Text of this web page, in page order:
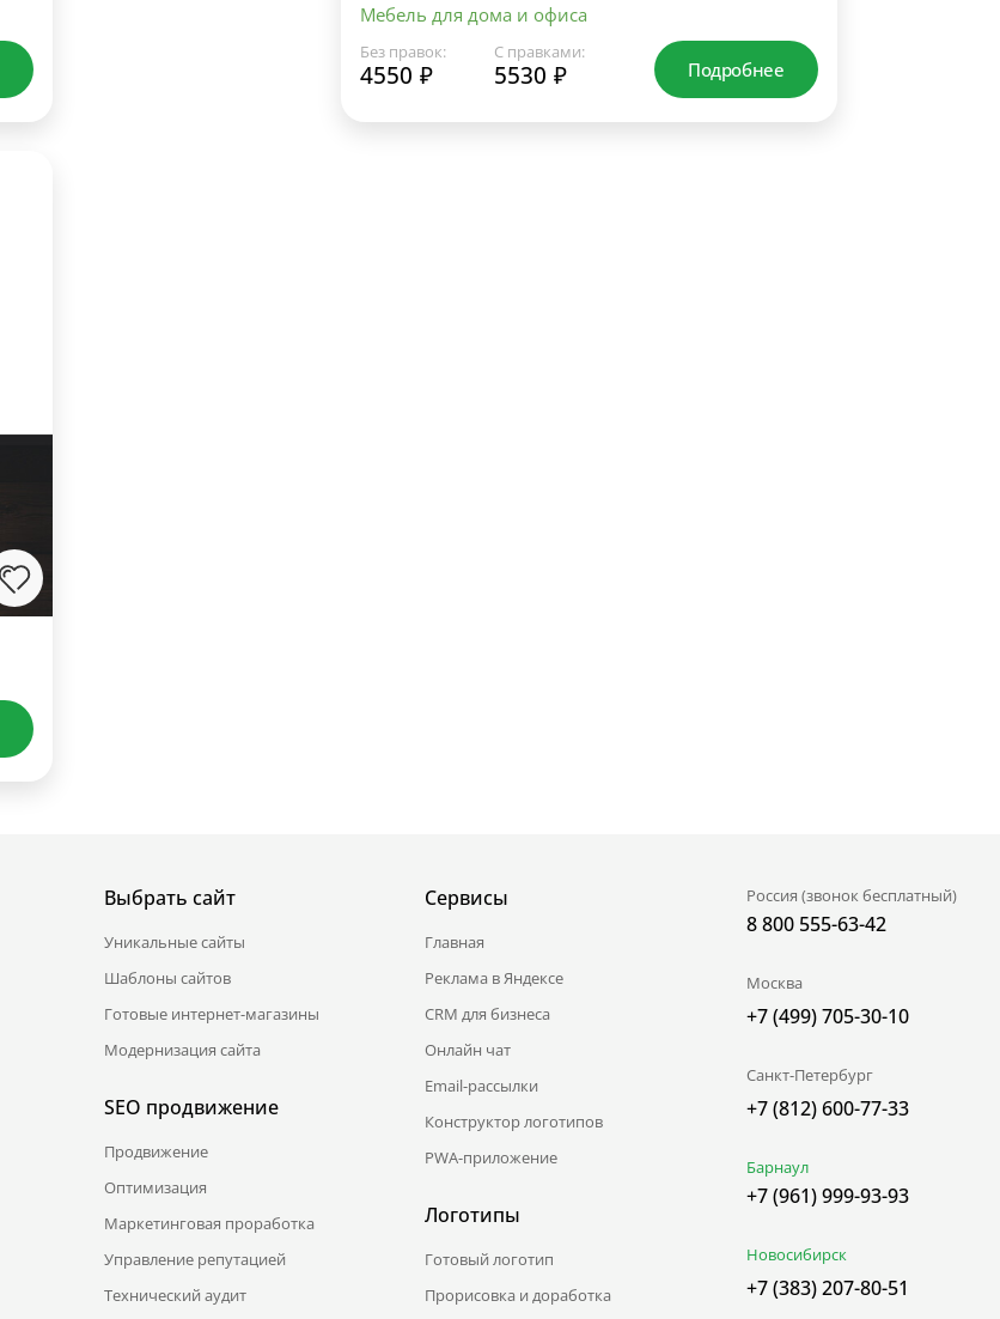
Мебель для дома и офиса
Без правок:
4550 ₽
С правками:
5530 ₽ Подробнее
Выбрать сайт
Уникальные сайты
Шаблоны сайтов
Готовые интернет-магазины
Модернизация сайта
SEO продвижение
Продвижение
Оптимизация
Маркетинговая проработка
Управление репутацией
Технический аудит
Сервисы
Главная
Реклама в Яндексе
CRM для бизнеса
Онлайн чат
Email-рассылки
Конструктор логотипов
PWA-приложение
Логотипы
Готовый логотип
Прорисовка и доработка
Россия (звонок бесплатный)
8 800 555-63-42
Москва
+7 (499) 705-30-10
Санкт-Петербург
+7 (812) 600-77-33
Барнаул
+7 (961) 999-93-93
Новосибирск
+7 (383) 207-80-51